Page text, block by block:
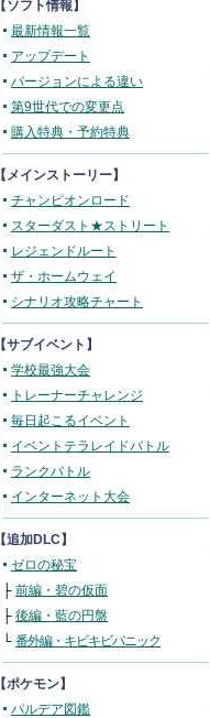
【ソフト情報】
最新情報一覧
アップデート
バージョンによる違い
第9世代での変更点
購入特典・予約特典
【メインストーリー】
チャンピオンロード
スターダスト★ストリート
レジェンドルート
ザ・ホームウェイ
シナリオ攻略チャート
【サブイベント】
学校最強大会
トレーナーチャレンジ
毎日起こるイベント
イベントテラレイドバトル
ランクバトル
インターネット大会
【追加DLC】
ゼロの秘宝
├ 前編・碧の仮面
├ 後編・藍の円盤
└ 番外編・キビキビパニック
【ポケモン】
パルデア図鑑